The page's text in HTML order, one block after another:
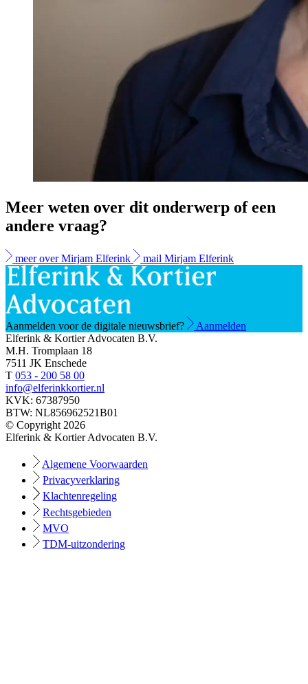
Meer weten over dit onderwerp of een
andere vraag?
meer over Mirjam Elferink mail Mirjam Elferink
Aanmelden voor de digitale nieuwsbrief?
Aanmelden
Elferink & Kortier Advocaten B.V.
M.H. Tromplaan 18
7511 JK Enschede
T 053 - 200 58 00
info@elferinkkortier.nl
KVK: 67387950
BTW: NL856962521B01
© Copyright 2026
Elferink & Kortier Advocaten B.V.
Algemene Voorwaarden
Privacyverklaring
Klachtenregeling
Rechtsgebieden
MVO
TDM-uitzondering